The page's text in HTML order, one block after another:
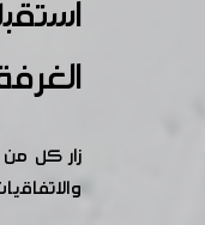
زار كل